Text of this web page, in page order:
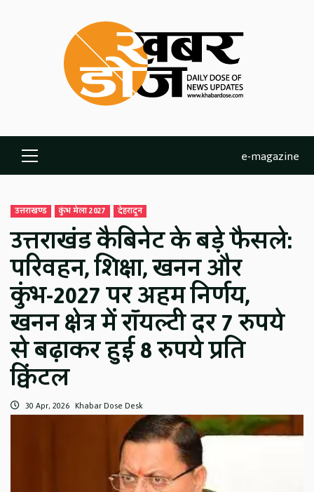
Primary
Menu
e-magazine
उत्तराखण्ड कुंभ मेला 2027 देहरादून
उत्तराखंड कैबिनेट के बड़े फैसले:
परिवहन, शिक्षा, खनन और
कुंभ-2027 पर अहम निर्णय,
खनन क्षेत्र में रॉयल्टी दर 7 रुपये
से बढ़ाकर हुई 8 रुपये प्रति
क्विंटल
30 Apr, 2026 Khabar Dose Desk